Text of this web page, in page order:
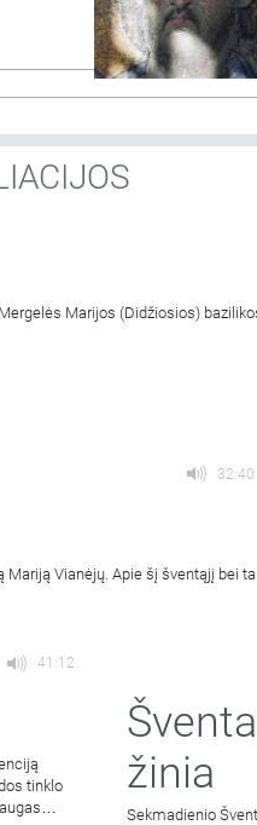
Marijos (Didžiosios)
32:40
Vianėjų. Apie šį šventąjį bei
41:12
tinklo
žinia
Sekmadienio